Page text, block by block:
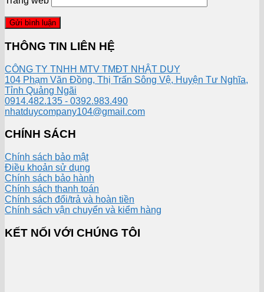
THÔNG TIN LIÊN HỆ
CÔNG TY TNHH MTV TMĐT NHẬT DUY
104 Phạm Văn Đồng, Thị Trấn Sông Vệ, Huyện Tư Nghĩa,
Tỉnh Quảng Ngãi
0914.482.135 - 0392.983.490
nhatduycompany104@gmail.com
CHÍNH SÁCH
Chính sách bảo mật
Điều khoản sử dụng
Chính sách bảo hành
Chính sách thanh toán
Chính sách đổi/trả và hoàn tiền
Chính sách vận chuyển và kiểm hàng
KẾT NỐI VỚI CHÚNG TÔI